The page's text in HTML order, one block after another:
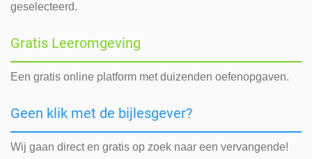
geselecteerd.
Gratis Leeromgeving
Een gratis online platform met duizenden oefenopgaven.
Geen klik met de bijlesgever?
Wij gaan direct en gratis op zoek naar een vervangende!